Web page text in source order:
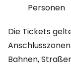
Personen
Die Tickets
Bahnen,